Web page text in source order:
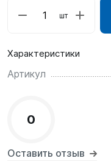
шт
Характеристики
Артикул
0
Оставить отзыв